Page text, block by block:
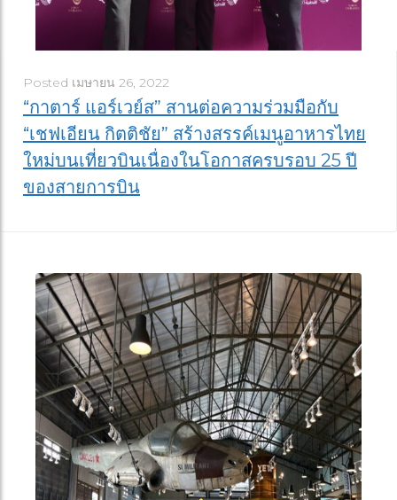
Posted เมษายน 26, 2022
“กาตาร์ แอร์เวย์ส” สานต่อความร่วมมือกับ
“เชฟเอียน กิตติชัย” สร้างสรรค์เมนูอาหารไทย
ใหม่บนเที่ยวบินเนื่องในโอกาสครบรอบ 25 ปี
ของสายการบิน